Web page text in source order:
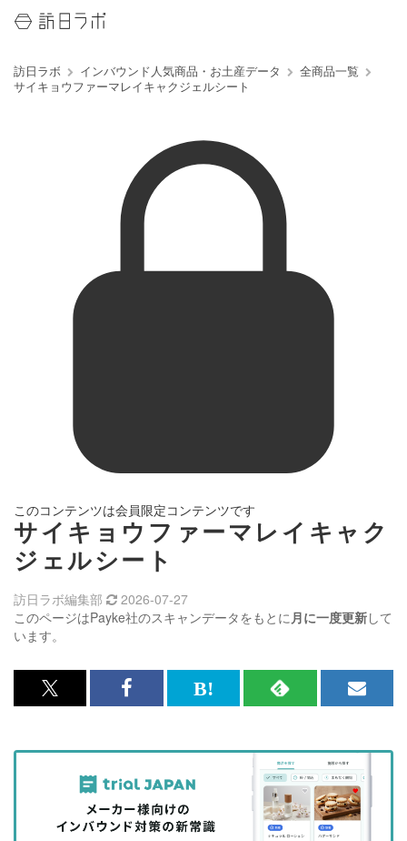
訪日ラボ インバウンド人気商品・お土産データ
全商品一覧
サイキョウファーマレイキャクジェルシート
このコンテンツは会員限定コンテンツです
サイキョウファーマレイキャク
ジェルシート
このページはPayke社のスキャンデータをもとに月に一度更新して
います。
訪日ラボ編集部 2026-07-27
x<br>
記
を
Facebook<br>
記
事
を
は
な
ッ
RSS
記
事
を
メ
マ
ガ
登